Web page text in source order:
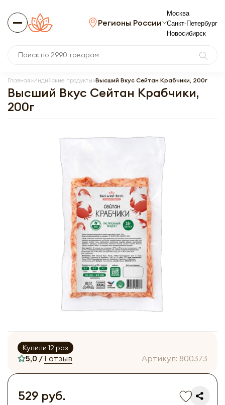
Регионы России
Москва
Санкт-Петербург
Новосибирск
Главная Индийские продукты Высший Вкус Сейтан Крабчики, 200г
Высший Вкус Сейтан Крабчики,
200г
Купили 12 раз
5,0 /1 отзыв Артикул: 800373
529 руб.